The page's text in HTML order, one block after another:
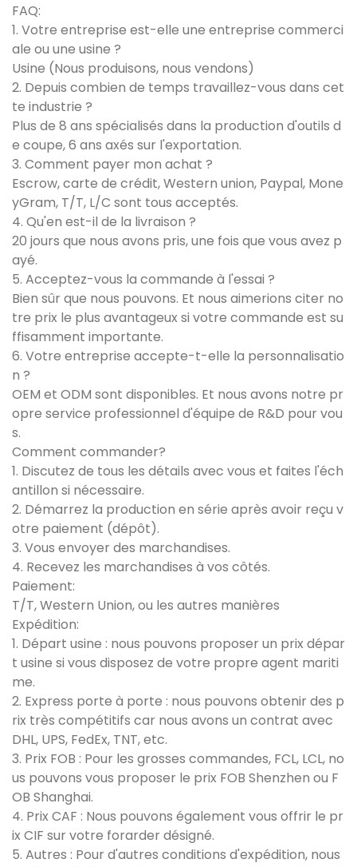
FAQ:
1. Votre entreprise est-elle une entreprise commerci
ale ou une usine ?
Usine (Nous produisons, nous vendons)
2. Depuis combien de temps travaillez-vous dans cet
te industrie ?
Plus de 8 ans spécialisés dans la production d'outils d
e coupe, 6 ans axés sur l'exportation.
3. Comment payer mon achat ?
Escrow, carte de crédit, Western union, Paypal, Mone
yGram, T/T, L/C sont tous acceptés.
4. Qu'en est-il de la livraison ?
20 jours que nous avons pris, une fois que vous avez p
ayé.
5. Acceptez-vous la commande à l'essai ?
Bien sûr que nous pouvons. Et nous aimerions citer no
tre prix le plus avantageux si votre commande est su
ffisamment importante.
6. Votre entreprise accepte-t-elle la personnalisatio
n ?
OEM et ODM sont disponibles. Et nous avons notre pr
opre service professionnel d'équipe de R&D pour vou
s.
Comment commander?
1. Discutez de tous les détails avec vous et faites l'éch
antillon si nécessaire.
2. Démarrez la production en série après avoir reçu v
otre paiement (dépôt).
3. Vous envoyer des marchandises.
4. Recevez les marchandises à vos côtés.
Paiement:
T/T, Western Union, ou les autres manières
Expédition:
1. Départ usine : nous pouvons proposer un prix dépar
t usine si vous disposez de votre propre agent mariti
me.
2. Express porte à porte : nous pouvons obtenir des p
rix très compétitifs car nous avons un contrat avec
DHL, UPS, FedEx, TNT, etc.
3. Prix FOB : Pour les grosses commandes, FCL, LCL, no
us pouvons vous proposer le prix FOB Shenzhen ou F
OB Shanghai.
4. Prix CAF : Nous pouvons également vous offrir le pr
ix CIF sur votre forarder désigné.
5. Autres : Pour d'autres conditions d'expédition, nous